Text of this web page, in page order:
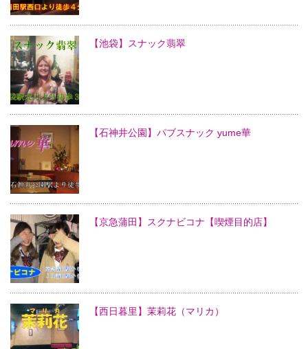
【池袋】スナック翡翠
【石神井公園】パブスナック yume華
【京急蒲田】スクナビコナ【喫煙目的店】
【西日暮里】茉莉花（マリカ）